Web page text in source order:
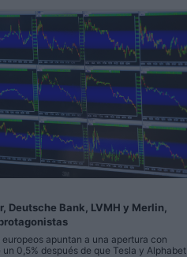
Deutsche Bank, LVMH y Merlin,
europeos apuntan a una apertura con
un 0,5% después de que Tesla y Alphabet